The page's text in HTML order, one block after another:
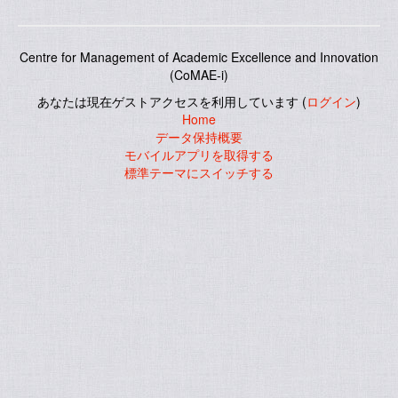
Centre for Management of Academic Excellence and Innovation
(CoMAE-i)
あなたは現在ゲストアクセスを利用しています (ログイン)
Home
データ保持概要
モバイルアプリを取得する
標準テーマにスイッチする